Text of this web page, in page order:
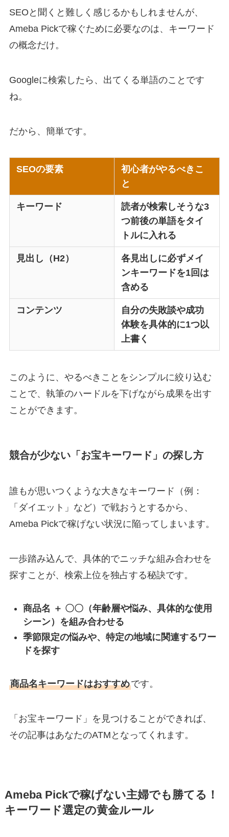
SEOと聞くと難しく感じるかもしれませんが、
Ameba Pickで稼ぐために必要なのは、キーワード
の概念だけ。
Googleに検索したら、出てくる単語のことです
ね。
だから、簡単です。
SEOの要素
初心者がやるべきこ
と
キーワード
読者が検索しそうな3
つ前後の単語をタイ
トルに入れる
見出し（H2）
各見出しに必ずメイ
ンキーワードを1回は
含める
コンテンツ
自分の失敗談や成功
体験を具体的に1つ以
上書く
このように、やるべきことをシンプルに絞り込む
ことで、執筆のハードルを下げながら成果を出す
ことができます。
競合が少ない「お宝キーワード」の探し方
誰もが思いつくような大きなキーワード（例：
「ダイエット」など）で戦おうとするから、
Ameba Pickで稼げない状況に陥ってしまいます。
一歩踏み込んで、具体的でニッチな組み合わせを
探すことが、検索上位を独占する秘訣です。
商品名 ＋ 〇〇（年齢層や悩み、具体的な使用
シーン）を組み合わせる
季節限定の悩みや、特定の地域に関連するワー
ドを探す
商品名キーワードはおすすめです。
「お宝キーワード」を見つけることができれば、
その記事はあなたのATMとなってくれます。
Ameba Pickで稼げない主婦でも勝てる！
キーワード選定の黄金ルール